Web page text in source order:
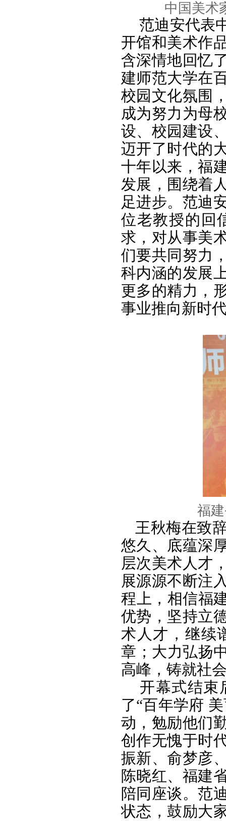
中国美术
范迪安代表
开馆和美术作
含深情地回忆
建师范大学在
校园文化氛围
成为努力为母
设、校园建设
迈开了时代的
十年以来，福
发展，围绕着
足进步。范迪
位老教授的回
求，对从事美
们要共同努力
科内涵的发展
更多的精力，
事业推向新时
福
王秋梅在致
悠久、底蕴深
层次美术人才
展源源不断注
程上，相信福
优势，坚持立
术人才，继续
章；大力弘扬
高峰，铸就社
开幕式结束
了“百年学府
动，勉励他们
创作无愧于时
振新、俞梦彦
陈晓红、福建
陪同座谈。范
状态，鼓励大